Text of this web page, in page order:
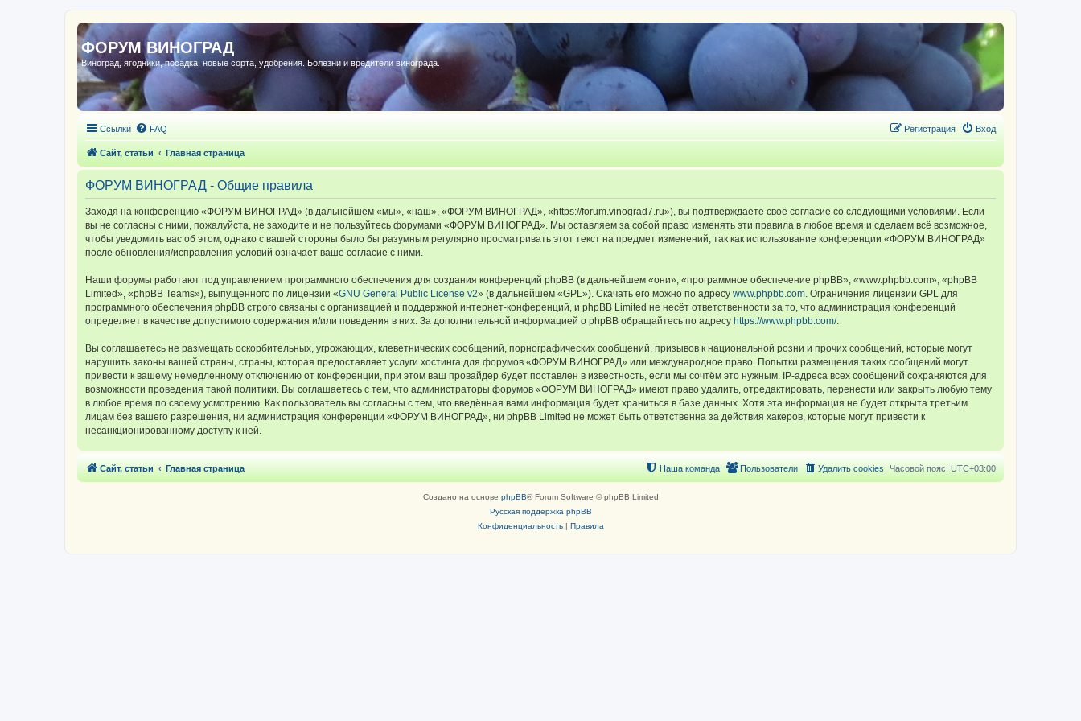
ФОРУМ ВИНОГРАД
Виноград, ягодники, посадка, новые сорта, удобрения. Болезни и вредители винограда.
Ссылки FAQ Вход
Регистрация
Сайт, статьи Главная страница
ФОРУМ ВИНОГРАД - Общие правила
Заходя на конференцию «ФОРУМ ВИНОГРАД» (в дальнейшем «мы», «наш», «ФОРУМ ВИНОГРАД», «https://forum.vinograd7.ru»), вы подтверждаете своё согласие со следующими условиями. Если
вы не согласны с ними, пожалуйста, не заходите и не пользуйтесь форумами «ФОРУМ ВИНОГРАД». Мы оставляем за собой право изменять эти правила в любое время и сделаем всё возможное,
чтобы уведомить вас об этом, однако с вашей стороны было бы разумным регулярно просматривать этот текст на предмет изменений, так как использование конференции «ФОРУМ ВИНОГРАД»
после обновления/исправления условий означает ваше согласие с ними.
Наши форумы работают под управлением программного обеспечения для создания конференций phpBB (в дальнейшем «они», «программное обеспечение phpBB», «www.phpbb.com», «phpBB
Limited», «phpBB Teams»), выпущенного по лицензии «GNU General Public License v2» (в дальнейшем «GPL»). Скачать его можно по адресу www.phpbb.com. Ограничения лицензии GPL для
программного обеспечения phpBB строго связаны с организацией и поддержкой интернет-конференций, и phpBB Limited не несёт ответственности за то, что администрация конференций
определяет в качестве допустимого содержания и/или поведения в них. За дополнительной информацией о phpBB обращайтесь по адресу https://www.phpbb.com/.
Вы соглашаетесь не размещать оскорбительных, угрожающих, клеветнических сообщений, порнографических сообщений, призывов к национальной розни и прочих сообщений, которые могут
нарушить законы вашей страны, страны, которая предоставляет услуги хостинга для форумов «ФОРУМ ВИНОГРАД» или международное право. Попытки размещения таких сообщений могут
привести к вашему немедленному отключению от конференции, при этом ваш провайдер будет поставлен в известность, если мы сочтём это нужным. IP-адреса всех сообщений сохраняются для
возможности проведения такой политики. Вы соглашаетесь с тем, что администраторы форумов «ФОРУМ ВИНОГРАД» имеют право удалить, отредактировать, перенести или закрыть любую тему
в любое время по своему усмотрению. Как пользователь вы согласны с тем, что введённая вами информация будет храниться в базе данных. Хотя эта информация не будет открыта третьим
лицам без вашего разрешения, ни администрация конференции «ФОРУМ ВИНОГРАД», ни phpBB Limited не может быть ответственна за действия хакеров, которые могут привести к
несанкционированному доступу к ней.
Сайт, статьи Главная страница Часовой пояс: UTC+03:00
Удалить cookies
Пользователи
Наша команда
Создано на основе phpBB® Forum Software © phpBB Limited
Русская поддержка phpBB
Конфиденциальность| Правила